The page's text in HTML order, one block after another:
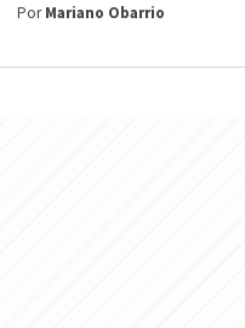
PorMariano Obarrio